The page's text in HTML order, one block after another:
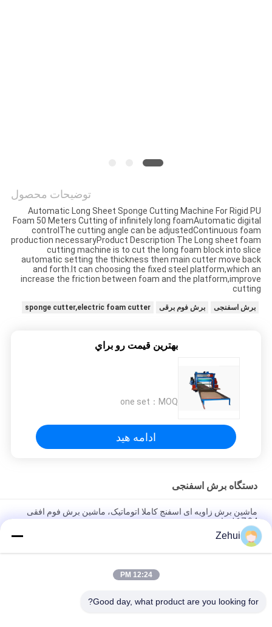
توضیحات محصول
Automatic Long Sheet Sponge Cutting Machine For Rigid PU
Foam 50 Meters Cutting of infinitely long foamAutomatic digital
controlThe cutting angle can be adjustedContinuous foam
production necessaryProduct Description The Long sheet foam
cutting machine is to cut the long foam block into slice
automatic setting the thickness then main cutter move back
and forth.It can choosing the fixed steel platform,which an
increase the friction between foam and the platform,improve
cutting
برش اسفنجی برش فوم برقی sponge cutter,electric foam cutter
بهترين قيمت رو براي
MOQ：
one set
ادامه هید
دستگاه برش اسفنجی
ماشین برش زاویه ای اسفنج کاملا اتوماتیک، ماشین برش فوم افقی
7.94 کلووایت
Manual Modeling PU Sponge Contour Cutting Machine For
Cutting Special - Shaped Foam
EPE Foam / Polyurethane Sponge Block Cutting Machine With
Zehui
12:24 PM
Good day, what product are you looking for?